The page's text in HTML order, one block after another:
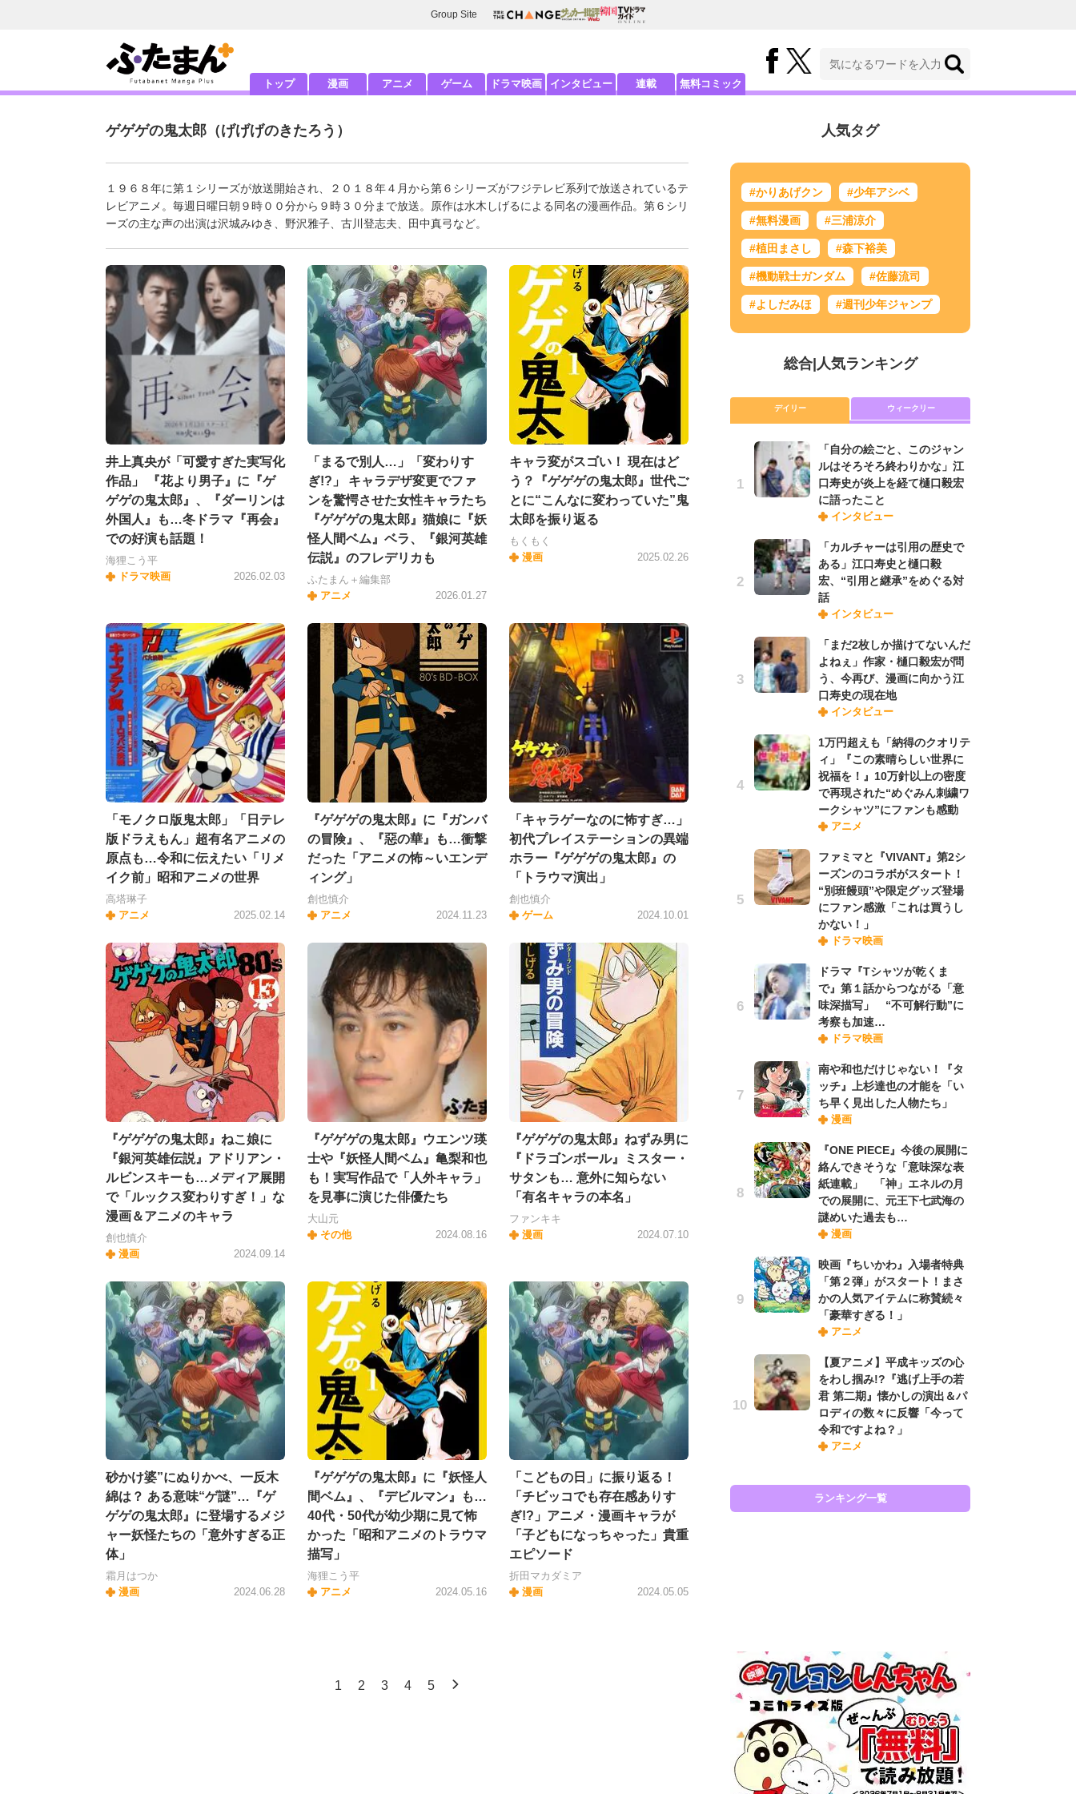
Group Site
トップ 漫画 アニメ ゲーム ドラマ映画 インタビュー 連載 無料コミック
ゲゲゲの鬼太郎 （げげげのきたろう）
１９６８年に第１シリーズが放送開始され、２０１８年４月から第６シリーズがフジテレビ系列で放送されているテ
レビアニメ。毎週日曜日朝９時００分から９時３０分まで放送。原作は水木しげるによる同名の漫画作品。第６シリ
ーズの主な声の出演は沢城みゆき、野沢雅子、古川登志夫、田中真弓など。
井上真央が「可愛すぎた実写化
作品」 『花より男子』に『ゲ
ゲゲの鬼太郎』、『ダーリンは
外国人』も…冬ドラマ『再会』
での好演も話題！
海狸こう平
ドラマ映画
2026.02.03
「まるで別人…」「変わりす
ぎ!?」 キャラデザ変更でファ
ンを驚愕させた女性キャラたち
『ゲゲゲの鬼太郎』猫娘に『妖
怪人間ベム』ベラ、『銀河英雄
伝説』のフレデリカも
ふたまん＋編集部
アニメ
2026.01.27
キャラ変がスゴい！ 現在はど
う？『ゲゲゲの鬼太郎』世代ご
とに“こんなに変わっていた”鬼
太郎を振り返る
もくもく
漫画
2025.02.26
「モノクロ版鬼太郎」「日テレ
版ドラえもん」超有名アニメの
原点も…令和に伝えたい「リメ
イク前」昭和アニメの世界
高塔琳子
アニメ
2025.02.14
『ゲゲゲの鬼太郎』に『ガンバ
の冒険』、『惡の華』も…衝撃
だった「アニメの怖～いエンデ
ィング」
創也慎介
アニメ
2024.11.23
「キャラゲーなのに怖すぎ…」
初代プレイステーションの異端
ホラー『ゲゲゲの鬼太郎』の
「トラウマ演出」
創也慎介
ゲーム
2024.10.01
『ゲゲゲの鬼太郎』ねこ娘に
『銀河英雄伝説』アドリアン・
ルビンスキーも…メディア展開
で「ルックス変わりすぎ！」な
漫画＆アニメのキャラ
創也慎介
漫画
2024.09.14
『ゲゲゲの鬼太郎』ウエンツ瑛
士や『妖怪人間ベム』亀梨和也
も！実写作品で「人外キャラ」
を見事に演じた俳優たち
大山元
その他
2024.08.16
『ゲゲゲの鬼太郎』ねずみ男に
『ドラゴンボール』ミスター・
サタンも… 意外に知らない
「有名キャラの本名」
ファンキキ
漫画
2024.07.10
砂かけ婆”にぬりかべ、一反木
綿は？ ある意味“ゲ謎”…『ゲ
ゲゲの鬼太郎』に登場するメジ
ャー妖怪たちの「意外すぎる正
体」
霜月はつか
漫画
2024.06.28
『ゲゲゲの鬼太郎』に『妖怪人
間ベム』、『デビルマン』も…
40代・50代が幼少期に見て怖
かった「昭和アニメのトラウマ
描写」
海狸こう平
アニメ
2024.05.16
「こどもの日」に振り返る！
「チビッコでも存在感ありす
ぎ!?」アニメ・漫画キャラが
「子どもになっちゃった」貴重
エピソード
折田マカダミア
漫画
2024.05.05
1 2 3 4 5
人気タグ
#かりあげクン #少年アシベ
#無料漫画 #三浦涼介
#植田まさし #森下裕美
#機動戦士ガンダム #佐藤流司
#よしだみほ #週刊少年ジャンプ
総合| 人気ランキング
デイリー ウィークリー
「自分の絵ごと、このジャン
ルはそろそろ終わりかな」江
口寿史が炎上を経て樋口毅宏
に語ったこと
インタビュー
「カルチャーは引用の歴史で
ある」江口寿史と樋口毅
宏、“引用と継承”をめぐる対
話
インタビュー
「まだ2枚しか描けてないんだ
よねぇ」作家・樋口毅宏が問
う、今再び、漫画に向かう江
口寿史の現在地
インタビュー
1万円超えも「納得のクオリテ
ィ」『この素晴らしい世界に
祝福を！』10万針以上の密度
で再現された“めぐみん刺繍ワ
ークシャツ”にファンも感動
アニメ
ファミマと『VIVANT』第2シ
ーズンのコラボがスタート！
“別班饅頭”や限定グッズ登場
にファン感激「これは買うし
かない！」
ドラマ映画
ドラマ『Tシャツが乾くま
で』第１話からつながる「意
味深描写」 “不可解行動”に
考察も加速…
ドラマ映画
南や和也だけじゃない！『タ
ッチ』上杉達也の才能を「い
ち早く見出した人物たち」
漫画
『ONE PIECE』今後の展開に
絡んできそうな「意味深な表
紙連載」 「神」エネルの月
での展開に、元王下七武海の
謎めいた過去も…
漫画
映画『ちいかわ』入場者特典
「第２弾」がスタート！まさ
かの人気アイテムに称賛続々
「豪華すぎる！」
アニメ
【夏アニメ】平成キッズの心
をわし掴み!?『逃げ上手の若
君 第二期』懐かしの演出＆パ
ロディの数々に反響「今って
令和ですよね？」
アニメ
ランキング一覧